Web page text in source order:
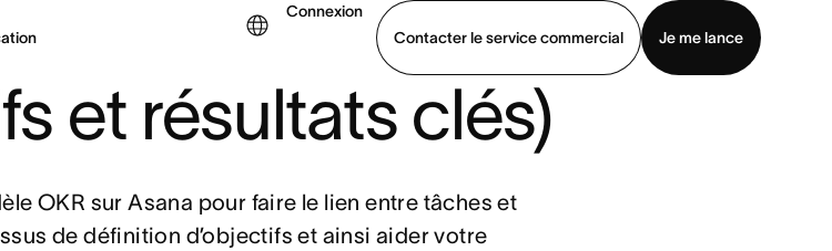
Connexion
Contacter le service commercial
Je me lance
Contacter le service commercial Voir une démo Télécharger l’application
et résultats clés)
OKR sur Asana pour faire le lien entre tâches et
de définition d’objectifs et ainsi aider votre